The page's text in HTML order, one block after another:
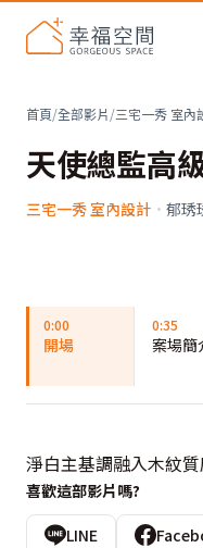
首頁/全部影片/三宅一秀 室內
天使總監高
三宅一秀 室內設計 · 郁琇
0:00
開場
0:35
案場簡
淨白主基調融入木紋
喜歡這部影片嗎?
LINE